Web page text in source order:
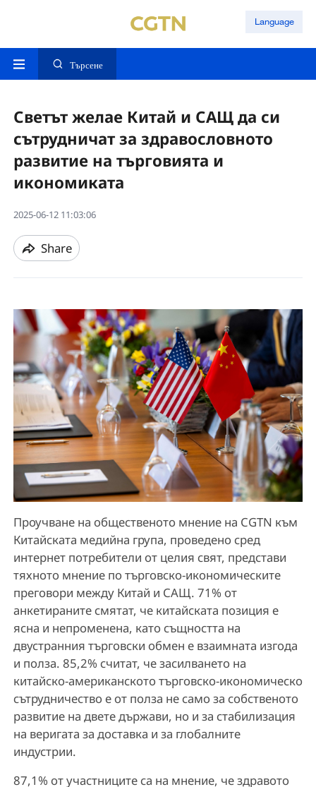
Language
Търсене
Светът желае Китай и САЩ да си
сътрудничат за здравословното
развитие на търговията и
икономиката
2025-06-12 11:03:06
Share
Проучване на общественото мнение на CGTN към
Китайската медийна група, проведено сред
интернет потребители от целия свят, представи
тяхното мнение по търговско-икономическите
преговори между Китай и САЩ. 71% от
анкетираните смятат, че китайската позиция е
ясна и непроменена, като същността на
двустранния търговски обмен е взаимната изгода
и полза. 85,2% считат, че засилването на
китайско-американското търговско-икономическо
сътрудничество е от полза не само за собственото
развитие на двете държави, но и за стабилизация
на веригата за доставка и за глобалните
индустрии.
87,1% от участниците са на мнение, че здравото